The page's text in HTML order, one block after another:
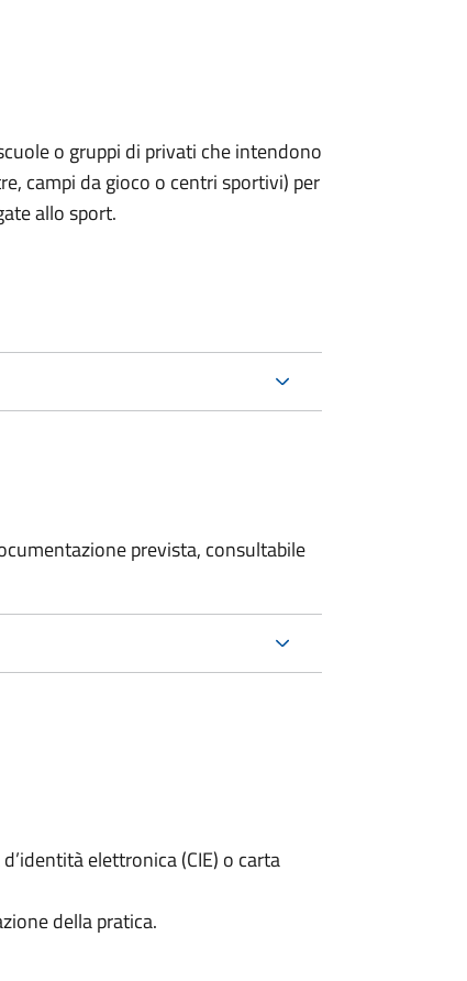
o gruppi di privati che intendono
campi da gioco o centri sportivi) per
allo sport.
prevista, consultabile
elettronica (CIE) o carta
della pratica.